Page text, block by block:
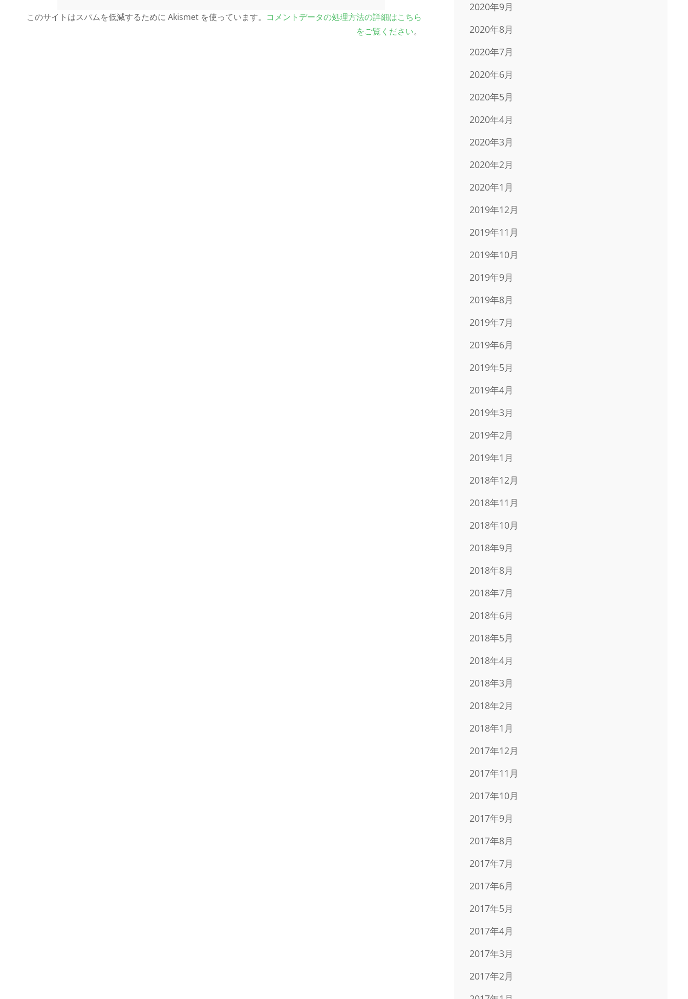
このサイトはスパムを低減するために Akismet を使っています。 コメントデータの処理方法の詳細はこちら
をご覧ください。
2020年9月
2020年8月
2020年7月
2020年6月
2020年5月
2020年4月
2020年3月
2020年2月
2020年1月
2019年12月
2019年11月
2019年10月
2019年9月
2019年8月
2019年7月
2019年6月
2019年5月
2019年4月
2019年3月
2019年2月
2019年1月
2018年12月
2018年11月
2018年10月
2018年9月
2018年8月
2018年7月
2018年6月
2018年5月
2018年4月
2018年3月
2018年2月
2018年1月
2017年12月
2017年11月
2017年10月
2017年9月
2017年8月
2017年7月
2017年6月
2017年5月
2017年4月
2017年3月
2017年2月